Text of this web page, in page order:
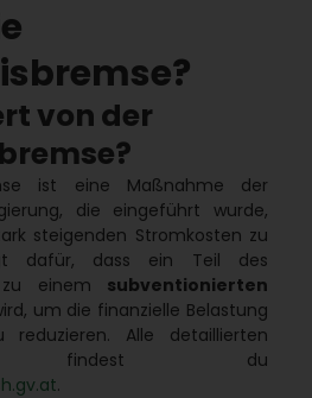
von der
ist eine Maßnahme der
die eingeführt wurde,
steigenden Stromkosten zu
dafür, dass ein Teil des
zu einem subventionierten
um die finanzielle Belastung
reduzieren. Alle detaillierten
findest du
.